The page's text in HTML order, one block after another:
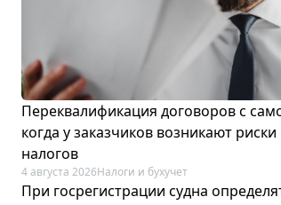
Переквалификация договоров с
когда у заказчиков возникают
налогов
4 августа 2026Налоги и бухучет
При госрегистрации судна